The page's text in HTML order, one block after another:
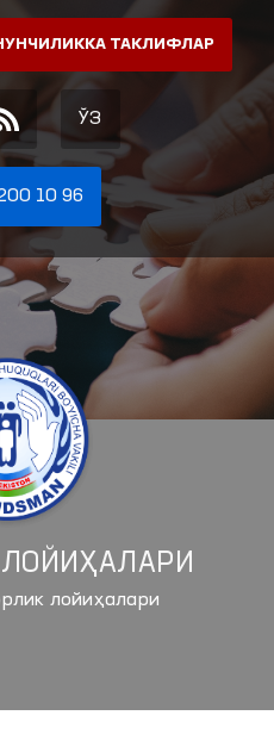
ТАКЛИФЛАР
ЎЗ
10 96
лойиҳалари